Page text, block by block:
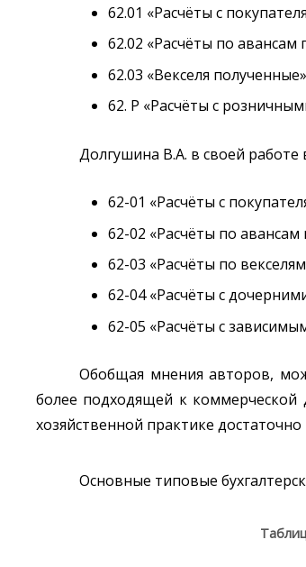
62.01 «Расчёты с
62.02 «Расчёты по авансам
62.03 «Векселя
62. Р «Расчёты с
Долгушина В.А. в своей работе
62-01 «Расчёты с
62-02 «Расчёты по
62-03 «Расчёты по
62-04 «Расчёты с
62-05 «Расчёты с
Обобщая мнения авторов,
более подходящей к коммерческой
хозяйственной практике
Основные типовые